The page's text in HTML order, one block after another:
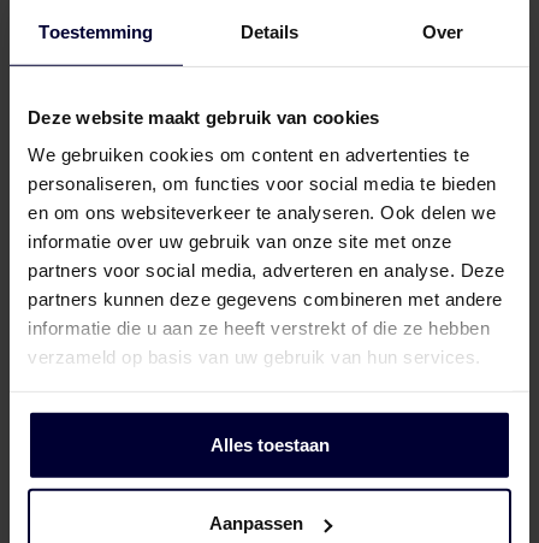
Toestemming Details Over
Deze website maakt gebruik van cookies
We gebruiken cookies om content en advertenties te
personaliseren, om functies voor social media te bieden
en om ons websiteverkeer te analyseren. Ook delen we
informatie over uw gebruik van onze site met onze
partners voor social media, adverteren en analyse. Deze
partners kunnen deze gegevens combineren met andere
informatie die u aan ze heeft verstrekt of die ze hebben
verzameld op basis van uw gebruik van hun services.
Alles toestaan
Aanpassen
Verpakking (bevroren) (< 18ºC)